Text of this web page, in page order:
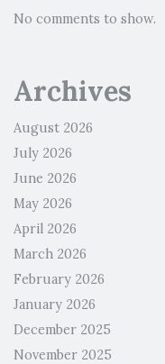
No comments to show.
Archives
August 2026
July 2026
June 2026
May 2026
April 2026
March 2026
February 2026
January 2026
December 2025
November 2025